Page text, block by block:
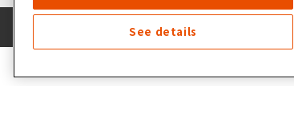
See details